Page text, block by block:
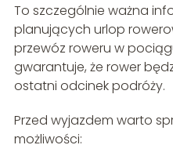
To szczególnie ważna
planujących urlop
przewóz roweru w
gwarantuje, że rower
ostatni odcinek podróży.
Przed wyjazdem warto
możliwości: